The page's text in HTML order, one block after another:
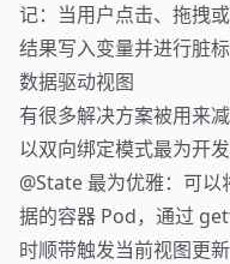
记：当用户点击、拖拽
结果写入变量并进行脏
数据驱动视图
有很多解决方案被用来
以双向绑定模式最为开
@State 最为优雅：可
据的容器 Pod，通过
时顺带触发当前视图更